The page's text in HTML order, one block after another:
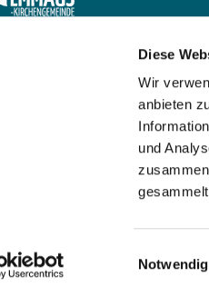
Diese
Wir
anbieten
und
Notwendig
Ev. Emmaus-Kirchengemeinde